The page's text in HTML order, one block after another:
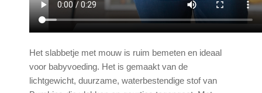
Het slabbetje met mouw is ruim bemeten en ideaal
voor babyvoeding. Het is gemaakt van de
lichtgewicht, duurzame, waterbestendige stof van